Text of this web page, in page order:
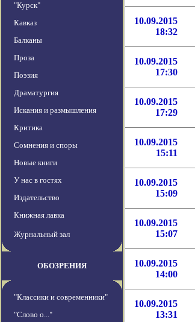
"Курск"
Кавказ
Балканы
Проза
Поэзия
Драматургия
Искания и размышления
Критика
Сомнения и споры
Новые книги
У нас в гостях
Издательство
Книжная лавка
Журнальный зал
ОБОЗРЕНИЯ
"Классики и современники"
"Слово о..."
10.09.2015
18:32
10.09.2015
17:30
10.09.2015
17:29
10.09.2015
15:11
10.09.2015
15:09
10.09.2015
15:07
10.09.2015
14:00
10.09.2015
13:31